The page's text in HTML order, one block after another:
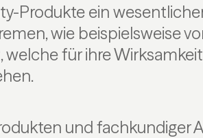
Produkte ein
wie beispielsweise
welche für ihre
und fachkundiger